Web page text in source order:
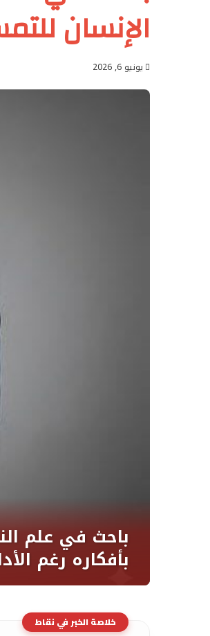
الإنسان
يونيو 6, 2026
خلاصة الخبر في نقاط